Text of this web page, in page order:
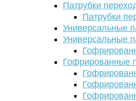
Патрубки
Патрубки
Универсальные
Универсальные
Гофрированные